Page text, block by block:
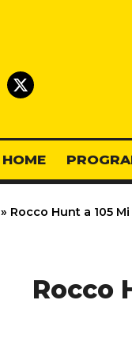
HOME
» Rocco Hunt a 105
Rocco